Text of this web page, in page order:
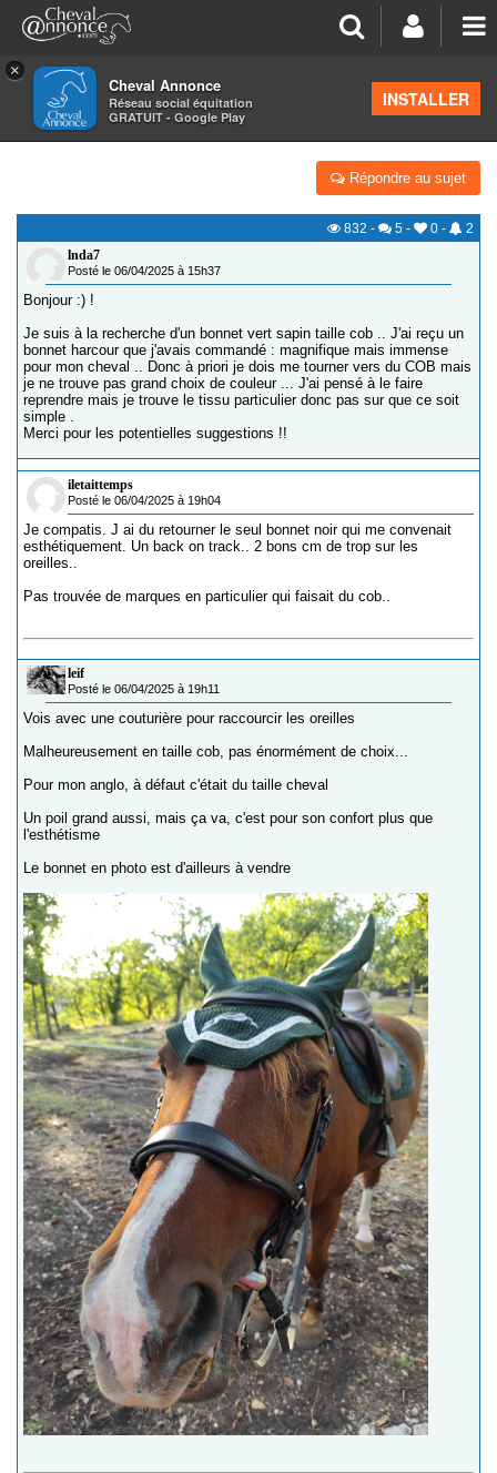
×
Cheval Annonce
Réseau social équitation
GRATUIT - Google Play
INSTALLER
>Équipements
MARQUES BONNETS TAILLE COB
Répondre au sujet
832 - 5 - 0 -
2
lnda7
Posté le 06/04/2025 à 15h37
Bonjour :) !
Je suis à la recherche d'un bonnet vert sapin taille cob .. J'ai reçu un
bonnet harcour que j'avais commandé : magnifique mais immense
pour mon cheval .. Donc à priori je dois me tourner vers du COB mais
je ne trouve pas grand choix de couleur ... J'ai pensé à le faire
reprendre mais je trouve le tissu particulier donc pas sur que ce soit
simple .
Merci pour les potentielles suggestions !!
iletaittemps
Posté le 06/04/2025 à 19h04
Je compatis. J ai du retourner le seul bonnet noir qui me convenait
esthétiquement. Un back on track.. 2 bons cm de trop sur les
oreilles..
Pas trouvée de marques en particulier qui faisait du cob..
leif
Posté le 06/04/2025 à 19h11
Vois avec une couturière pour raccourcir les oreilles
Malheureusement en taille cob, pas énormément de choix...
Pour mon anglo, à défaut c'était du taille cheval
Un poil grand aussi, mais ça va, c'est pour son confort plus que
l'esthétisme
Le bonnet en photo est d'ailleurs à vendre